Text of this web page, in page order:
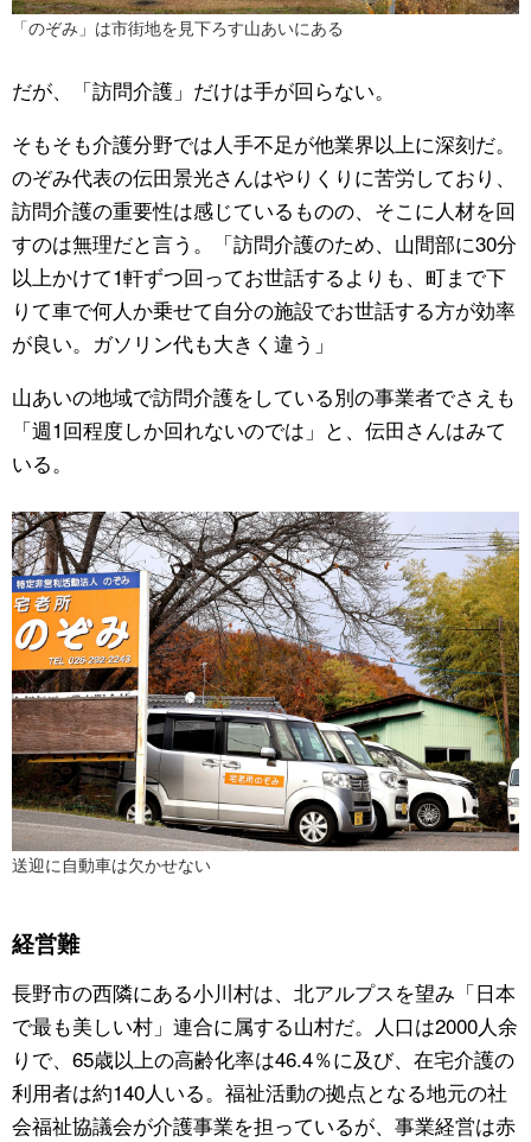
「のぞみ」は市街地を見下ろす山あいにある
だが、「訪問介護」だけは手が回らない。
そもそも介護分野では人手不足が他業界以上に深刻だ。
のぞみ代表の伝田景光さんはやりくりに苦労しており、
訪問介護の重要性は感じているものの、そこに人材を回
すのは無理だと言う。「訪問介護のため、山間部に30分
以上かけて1軒ずつ回ってお世話するよりも、町まで下
りて車で何人か乗せて自分の施設でお世話する方が効率
が良い。ガソリン代も大きく違う」
山あいの地域で訪問介護をしている別の事業者でさえも
「週1回程度しか回れないのでは」と、伝田さんはみて
いる。
送迎に自動車は欠かせない
経営難
長野市の西隣にある小川村は、北アルプスを望み「日本
で最も美しい村」連合に属する山村だ。人口は2000人余
りで、65歳以上の高齢化率は46.4％に及び、在宅介護の
利用者は約140人いる。福祉活動の拠点となる地元の社
会福祉協議会が介護事業を担っているが、事業経営は赤